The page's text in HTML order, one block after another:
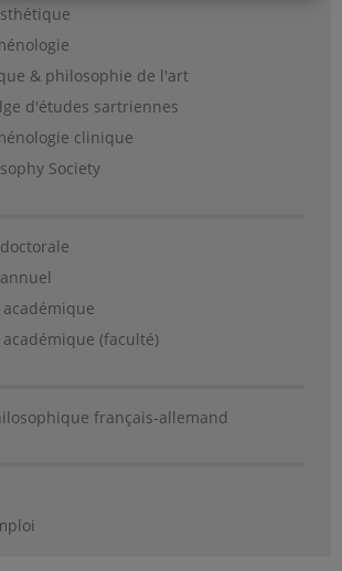
& philosophie de l'art
d'études sartriennes
clinique
Society
(faculté)
français-allemand